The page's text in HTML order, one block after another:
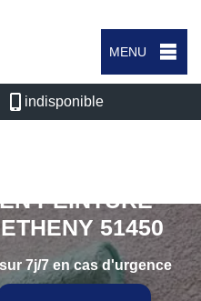
MENU
indisponible
PEINTURE
51450
7j/7 en cas d'urgence